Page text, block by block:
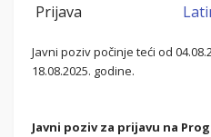
Prijava
Javni poziv počinje teći od
18.08.2025. godine.
Javni poziv za prijavu na